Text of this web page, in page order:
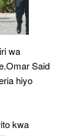
wa
Said
hiyo
kwa